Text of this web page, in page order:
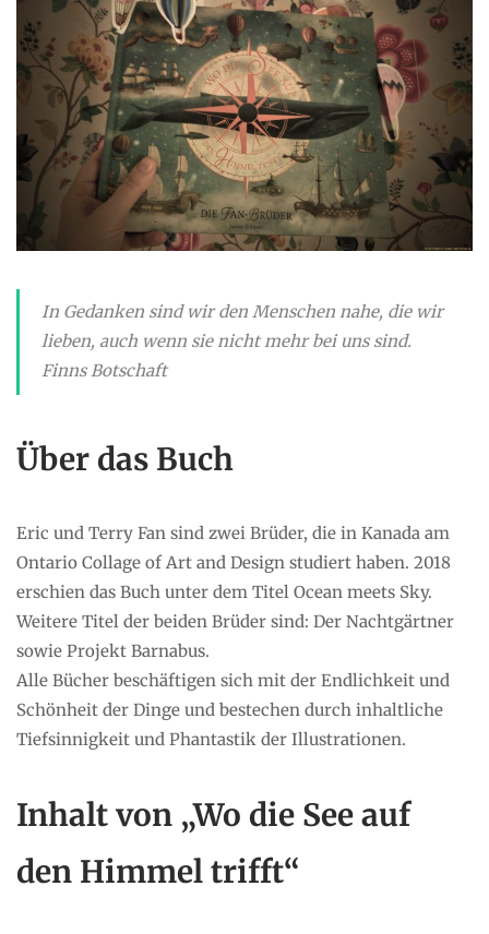
In Gedanken sind wir den Menschen nahe, die wir
lieben, auch wenn sie nicht mehr bei uns sind.
Finns Botschaft
Über das Buch
Eric und Terry Fan sind zwei Brüder, die in Kanada am
Ontario Collage of Art and Design studiert haben. 2018
erschien das Buch unter dem Titel Ocean meets Sky.
Weitere Titel der beiden Brüder sind: Der Nachtgärtner
sowie Projekt Barnabus.
Alle Bücher beschäftigen sich mit der Endlichkeit und
Schönheit der Dinge und bestechen durch inhaltliche
Tiefsinnigkeit und Phantastik der Illustrationen.
Inhalt von „Wo die See auf
den Himmel trifft“